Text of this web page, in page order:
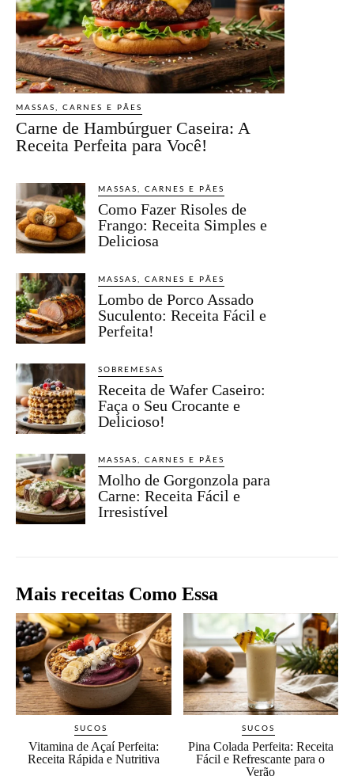
MASSAS, CARNES E PÃES
Carne de Hambúrguer Caseira: A
Receita Perfeita para Você!
MASSAS, CARNES E PÃES
Como Fazer Risoles de
Frango: Receita Simples e
Deliciosa
MASSAS, CARNES E PÃES
Lombo de Porco Assado
Suculento: Receita Fácil e
Perfeita!
SOBREMESAS
Receita de Wafer Caseiro:
Faça o Seu Crocante e
Delicioso!
MASSAS, CARNES E PÃES
Molho de Gorgonzola para
Carne: Receita Fácil e
Irresistível
Mais receitas Como Essa
SUCOS
Vitamina de Açaí Perfeita:
Receita Rápida e Nutritiva
SUCOS
Pina Colada Perfeita: Receita
Fácil e Refrescante para o
Verão